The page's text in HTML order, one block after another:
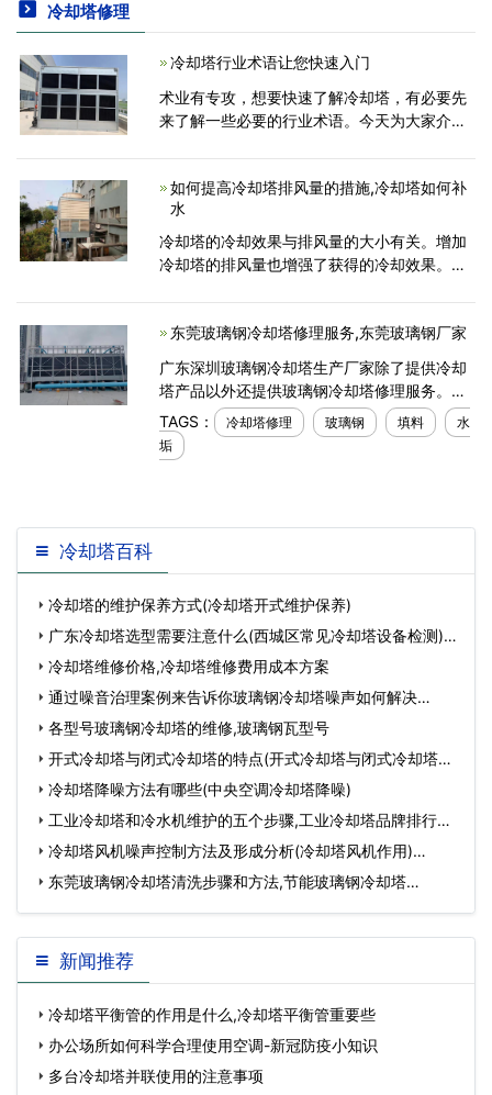
冷却塔修理
冷却塔行业术语让您快速入门
术业有专攻，想要快速了解冷却塔，有必要先
来了解一些必要的行业术语。今天为大家介绍
度相同，液滴的漂移速
如何提高冷却塔排风量的措施,冷却塔如何补
水
冷却塔的冷却效果与排风量的大小有关。增加
冷却塔的排风量也增强了获得的冷却效果。下
电流大小，使该
东莞玻璃钢冷却塔修理服务,东莞玻璃钢厂家
广东深圳玻璃钢冷却塔生产厂家除了提供冷却
塔产品以外还提供玻璃钢冷却塔修理服务。就
像汽车一样，冷却塔需要定期维护，如果出了
问题，还需要专业人士进行修理，否则可能会
发生灾难性故
TAGS： 冷却塔修理 玻璃钢 填料
水
垢
冷却塔百科
冷却塔的维护保养方式(冷却塔开式维护保养)
广东冷却塔选型需要注意什么(西城区常见冷却塔设备检测)…
冷却塔维修价格,冷却塔维修费用成本方案
通过噪音治理案例来告诉你玻璃钢冷却塔噪声如何解决…
各型号玻璃钢冷却塔的维修,玻璃钢瓦型号
开式冷却塔与闭式冷却塔的特点(开式冷却塔与闭式冷却塔哪
个节能)…
冷却塔降噪方法有哪些(中央空调冷却塔降噪)
工业冷却塔和冷水机维护的五个步骤,工业冷却塔品牌排行
榜…冷却塔风机噪声控制方法及形成分析(冷却塔风机作用)…
东莞玻璃钢冷却塔清洗步骤和方法,节能玻璃钢冷却塔…
新闻推荐
冷却塔平衡管的作用是什么,冷却塔平衡管重要些
办公场所如何科学合理使用空调-新冠防疫小知识
多台冷却塔并联使用的注意事项